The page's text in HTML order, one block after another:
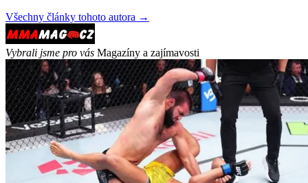
Všechny články tohoto autora →
Vybrali jsme pro vás Magazíny a zajímavosti